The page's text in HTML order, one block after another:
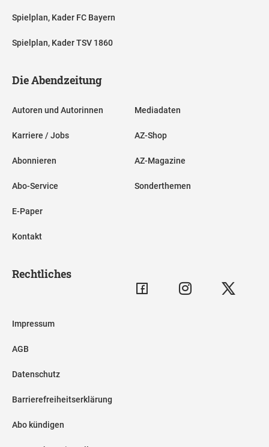
Spielplan, Kader FC Bayern
Spielplan, Kader TSV 1860
Die Abendzeitung
Autoren und Autorinnen
Karriere / Jobs
Abonnieren
Abo-Service
E-Paper
Kontakt
Mediadaten
AZ-Shop
AZ-Magazine
Sonderthemen
Rechtliches
Impressum
AGB
Datenschutz
Barrierefreiheitserklärung
Abo kündigen